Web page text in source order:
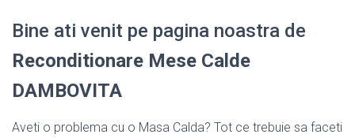
Bine ati venit pe pagina noastra de
Reconditionare Mese Calde
DAMBOVITA
Aveti o problema cu o Masa Calda? Tot ce trebuie sa faceti